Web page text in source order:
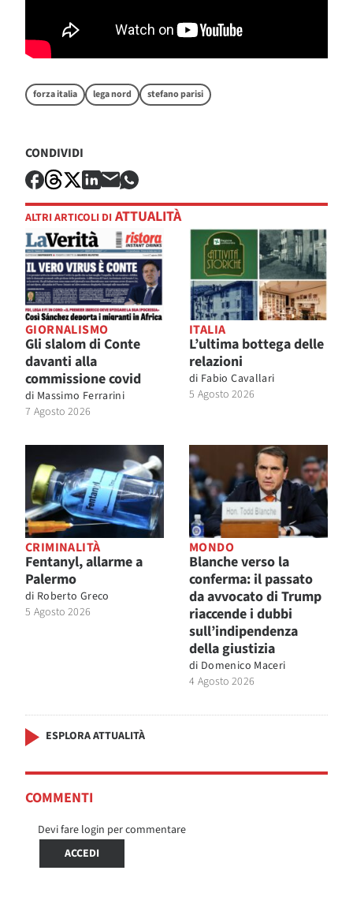
forza italia lega nord stefano parisi
CONDIVIDI
ALTRI ARTICOLI DI ATTUALITÀ
GIORNALISMO
Gli slalom di Conte
davanti alla
commissione covid
di Massimo Ferrarini
7 Agosto 2026
ITALIA
L’ultima bottega delle
relazioni
di Fabio Cavallari
5 Agosto 2026
CRIMINALITÀ
Fentanyl, allarme a
Palermo
di Roberto Greco
5 Agosto 2026
MONDO
Blanche verso la
conferma: il passato
da avvocato di Trump
riaccende i dubbi
sull’indipendenza
della giustizia
di Domenico Maceri
4 Agosto 2026
ESPLORA ATTUALITÀ
COMMENTI
Devi fare login per commentare
ACCEDI